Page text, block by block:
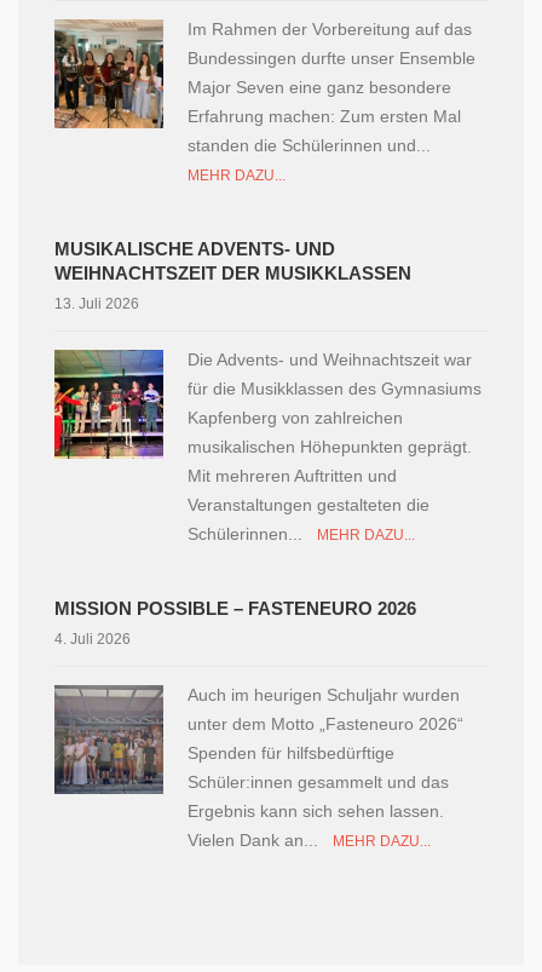
Im Rahmen der Vorbereitung auf das
Bundessingen durfte unser Ensemble
Major Seven eine ganz besondere
Erfahrung machen: Zum ersten Mal
standen die Schülerinnen und...
MEHR DAZU...
MUSIKALISCHE ADVENTS- UND
WEIHNACHTSZEIT DER MUSIKKLASSEN
13. Juli 2026
Die Advents- und Weihnachtszeit war
für die Musikklassen des Gymnasiums
Kapfenberg von zahlreichen
musikalischen Höhepunkten geprägt.
Mit mehreren Auftritten und
Veranstaltungen gestalteten die
Schülerinnen...
MEHR DAZU...
MISSION POSSIBLE – FASTENEURO 2026
4. Juli 2026
Auch im heurigen Schuljahr wurden
unter dem Motto „Fasteneuro 2026“
Spenden für hilfsbedürftige
Schüler:innen gesammelt und das
Ergebnis kann sich sehen lassen.
Vielen Dank an...
MEHR DAZU...